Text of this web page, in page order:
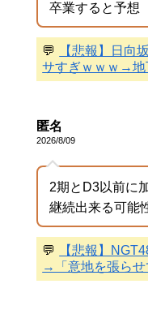
卒業すると予想
💬
【悲報】日向
サすぎｗｗｗ→地
匿名
2026/8/09
2期とD3以前に
継続出来る可能
💬
【悲報】
→「意地を張らせ